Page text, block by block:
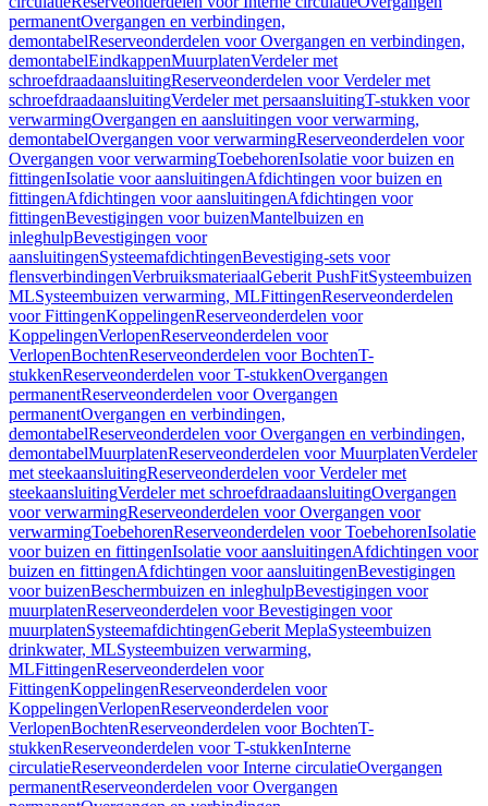
permanentOvergangen en verbindingen,
demontabelReserveonderdelen voor Overgangen en verbindingen,
demontabelEindkappenMuurplatenVerdeler met
schroefdraadaansluitingReserveonderdelen voor Verdeler met
schroefdraadaansluitingVerdeler met persaansluitingT-stukken voor
verwarmingOvergangen en aansluitingen voor verwarming,
demontabelOvergangen voor verwarmingReserveonderdelen voor
Overgangen voor verwarmingToebehorenIsolatie voor buizen en
fittingenIsolatie voor aansluitingenAfdichtingen voor buizen en
fittingenAfdichtingen voor aansluitingenAfdichtingen voor
fittingenBevestigingen voor buizenMantelbuizen en
inleghulpBevestigingen voor
aansluitingenSysteemafdichtingenBevestiging-sets voor
flensverbindingenVerbruiksmateriaalGeberit PushFitSysteembuizen
MLSysteembuizen verwarming, MLFittingenReserveonderdelen
voor FittingenKoppelingenReserveonderdelen voor
KoppelingenVerlopenReserveonderdelen voor
VerlopenBochtenReserveonderdelen voor BochtenT-
stukkenReserveonderdelen voor T-stukkenOvergangen
permanentReserveonderdelen voor Overgangen
permanentOvergangen en verbindingen,
demontabelReserveonderdelen voor Overgangen en verbindingen,
demontabelMuurplatenReserveonderdelen voor MuurplatenVerdeler
met steekaansluitingReserveonderdelen voor Verdeler met
steekaansluitingVerdeler met schroefdraadaansluitingOvergangen
voor verwarmingReserveonderdelen voor Overgangen voor
verwarmingToebehorenReserveonderdelen voor ToebehorenIsolatie
voor buizen en fittingenIsolatie voor aansluitingenAfdichtingen voor
buizen en fittingenAfdichtingen voor aansluitingenBevestigingen
voor buizenBeschermbuizen en inleghulpBevestigingen voor
muurplatenReserveonderdelen voor Bevestigingen voor
muurplatenSysteemafdichtingenGeberit MeplaSysteembuizen
drinkwater, MLSysteembuizen verwarming,
MLFittingenReserveonderdelen voor
FittingenKoppelingenReserveonderdelen voor
KoppelingenVerlopenReserveonderdelen voor
VerlopenBochtenReserveonderdelen voor BochtenT-
stukkenReserveonderdelen voor T-stukkenInterne
circulatieReserveonderdelen voor Interne circulatieOvergangen
permanentReserveonderdelen voor Overgangen